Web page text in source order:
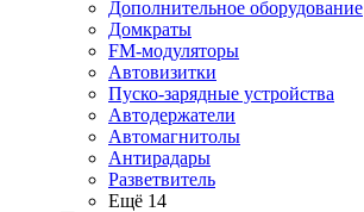
Дополнительное оборудование
Домкраты
FM-модуляторы
Автовизитки
Пуско-зарядные устройства
Автодержатели
Автомагнитолы
Антирадары
Разветвитель
Ещё 14